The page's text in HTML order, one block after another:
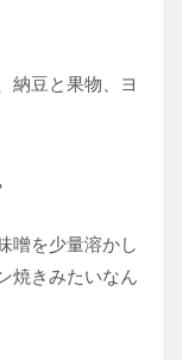
納豆と果物、ヨ
噌を少量溶かし
焼きみたいなん